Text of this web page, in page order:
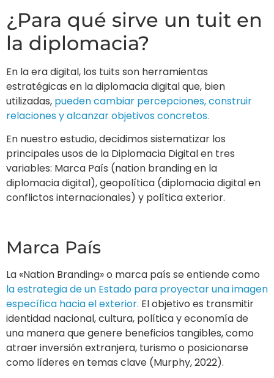
¿Para qué sirve un tuit en
la diplomacia?
En la era digital, los tuits son herramientas
estratégicas en la diplomacia digital que, bien
utilizadas, pueden cambiar percepciones, construir
relaciones y alcanzar objetivos concretos.
En nuestro estudio, decidimos sistematizar los
principales usos de la Diplomacia Digital en tres
variables: Marca País (nation branding en la
diplomacia digital), geopolítica (diplomacia digital en
conflictos internacionales) y política exterior.
Marca País
La «Nation Branding» o marca país se entiende como
la estrategia de un Estado para proyectar una imagen
específica hacia el exterior. El objetivo es transmitir
identidad nacional, cultura, política y economía de
una manera que genere beneficios tangibles, como
atraer inversión extranjera, turismo o posicionarse
como líderes en temas clave (Murphy, 2022).